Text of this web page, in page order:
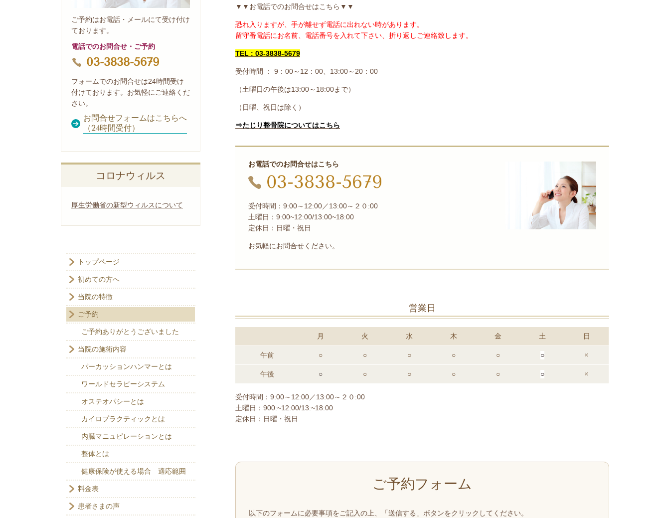
▼▼お電話でのお問合せはこちら▼▼
恐れ入りますが、手が離せず電話に出れない時があります。
留守番電話にお名前、電話番号を入れて下さい、折り返しご連絡致します。
TEL : 03-3838-5679
受付時間 ： 9：00～12：00、13:00～20：00
（土曜日の午後は13:00～18:00まで）
（日曜、祝日は除く）
⇒たじり整骨院についてはこちら
お電話でのお問合せはこちら
03-3838-5679
受付時間：9:00～12:00／13:00～２０:00
土曜日：9:00~12:00/13:00~18:00
定休日：日曜・祝日
お気軽にお問合せください。
営業日
月 火 水 木 金 土 日
午前 ○ ○ ○ ○ ○ ○ ×
午後 ○ ○ ○ ○ ○ ○ ×
受付時間：9:00～12:00／13:00～２０:00
土曜日：900:~12:00/13:~18:00
定休日：日曜・祝日
ご予約フォーム
以下のフォームに必要事項をご記入の上、「送信する」ボタンをクリックしてください。
ご予約はお電話・メールにて受け付け
ております。
電話でのお問合せ・ご予約
03-3838-5679
フォームでのお問合せは24時間受け
付けております。お気軽にご連絡くだ
さい。
お問合せフォームはこちらへ
（24時間受付）
コロナウィルス
厚生労働省の新型ウィルスについて
トップページ
初めての方へ
当院の特徴
ご予約
ご予約ありがとうございました
当院の施術内容
パーカッションハンマーとは
ワールドセラピーシステム
オステオパシーとは
カイロプラクティックとは
内臓マニュピレーションとは
整体とは
健康保険が使える場合 適応範囲
料金表
患者さまの声